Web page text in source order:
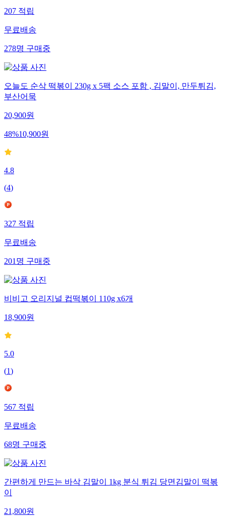
207적립
무료배송
278명구매중
오늘도 순삭 떡볶이 230g x 5팩 소스 포함 , 김말이, 만두튀김,
부산어묵
20,900원
48%10,900원
4.8
(4)
327적립
무료배송
201명구매중
비비고 오리지널 컵떡볶이 110g x6개
18,900원
5.0
(1)
567적립
무료배송
68명구매중
간편하게 만드는 바삭 김말이 1kg 분식 튀김 당면김말이 떡볶
이
21,800원